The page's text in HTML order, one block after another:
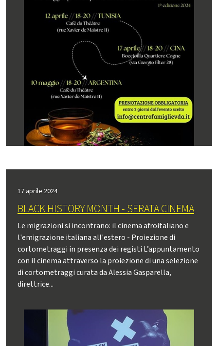
17 aprile 2024
BLACK HISTORY MONTH - SERATA CINEMA
Le migrazioni si incontrano: il cinema afroitaliano e
l'emigrazione italiana all'estero - Proiezione di
cortometraggi in presenza dei registi L’appuntamento
con il cinema attraverso la proiezione di una selezione
di cortometraggi curata da Alessia Gasparella,
direttrice...